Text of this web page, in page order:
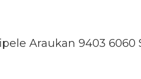
Araukan 9403 6060